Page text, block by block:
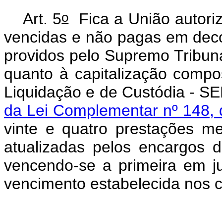
Art. 5oFica a União
vencidas e não pagas em
providos pelo Supremo
quanto à capitalização
Liquidação e de Custódia -
da Lei Complementar nº
vinte e quatro prestações
atualizadas pelos encargos
vencendo-se a primeira em
vencimento estabelecida nos